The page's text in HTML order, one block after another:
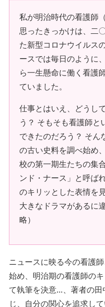
私が明治時代の看護師
思ったきっかけは、二
た新型コロナウイルス
ースでは毎日のように
ら一生懸命に働く看護
ていました。
仕事とはいえ、どうし
う？ そもそも看護師と
できたのだろう？ そん
の古い史料を調べ始め
校の第一期生たちの集
ンド・ナース」と呼ば
のキリッとした表情を
大きなドラマがあるに
略）
ニュースに映る今の看護
始め、明治期の看護師の
て執筆を決意…、著者の
じ、自分の関心を追求し